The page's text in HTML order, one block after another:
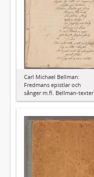
Carl Michael Bellman:
Fredmans epistlar och
sånger m.fl. Bellman-texter